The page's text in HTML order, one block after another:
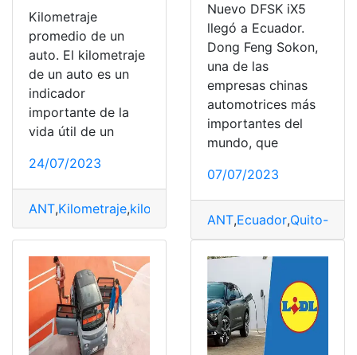
Kilometraje
promedio de un
auto. El kilometraje
de un auto es un
indicador
importante de la
vida útil de un
24/07/2023
ANT,Kilometraje,kilometraje exacto
Nuevo DFSK iX5
llegó a Ecuador.
Dong Feng Sokon,
una de las
empresas chinas
automotrices más
importantes del
mundo, que
07/07/2023
ANT,Ecuador,Quito-